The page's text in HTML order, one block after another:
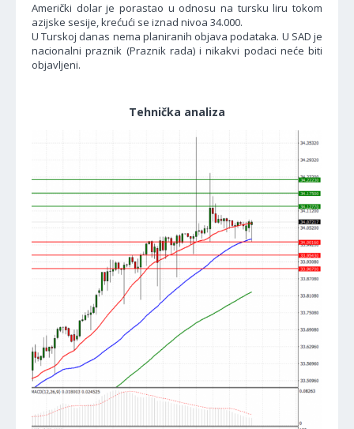
Američki dolar je porastao u odnosu na tursku liru tokom
azijske sesije, krećući se iznad nivoa 34.000.
U Turskoj danas nema planiranih objava podataka. U SAD je
nacionalni praznik (Praznik rada) i nikakvi podaci neće biti
objavljeni.
Tehnička analiza